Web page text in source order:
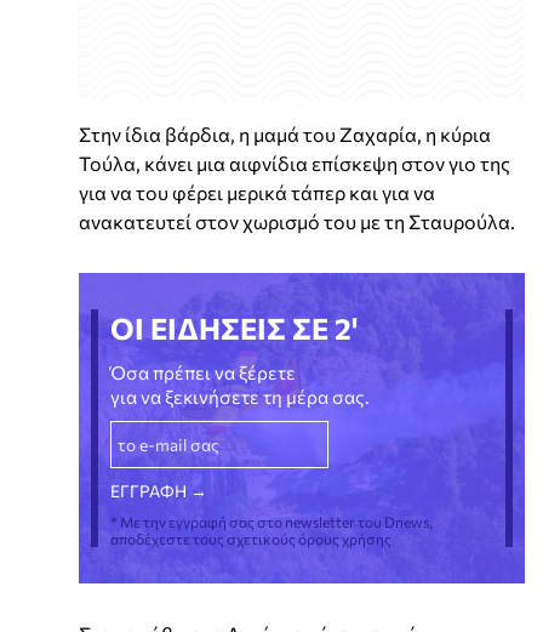
Στην ίδια βάρδια, η μαμά του Ζαχαρία, η κύρια
Τούλα, κάνει μια αιφνίδια επίσκεψη στον γιο της
για να του φέρει μερικά τάπερ και για να
ανακατευτεί στον χωρισμό του με τη Σταυρούλα.
ΟΙ ΕΙΔΗΣΕΙΣ ΣΕ 2'
Όσα πρέπει να ξέρετε
για να ξεκινήσετε τη μέρα σας.
* Με την εγγραφή σας στο newsletter του Dnews,
αποδέχεστε τους σχετικούς όρους χρήσης